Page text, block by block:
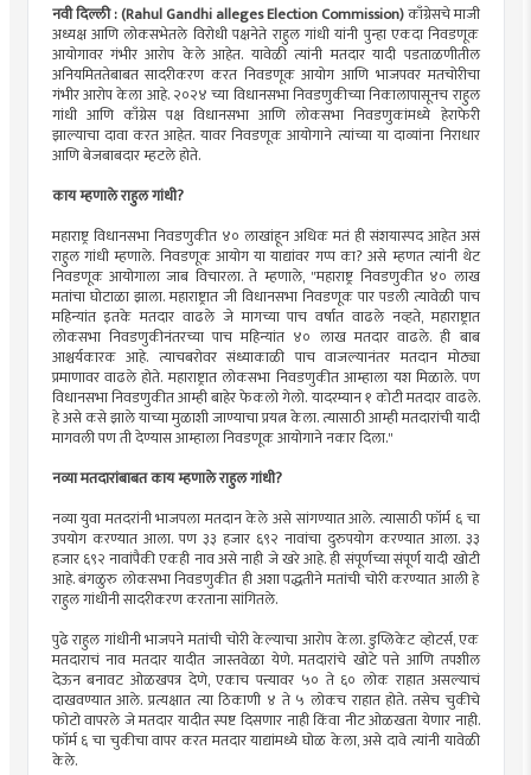
नवी दिल्ली : (Rahul Gandhi alleges Election Commission)काँग्रेसचे माजी
अध्यक्ष आणि लोकसभेतले विरोधी पक्षनेते राहुल गांधी यांनी पुन्हा एकदा निवडणूक
आयोगावर गंभीर आरोप केले आहेत. यावेळी त्यांनी मतदार यादी पडताळणीतील
अनियमिततेबाबत सादरीकरण करत निवडणूक आयोग आणि भाजपवर मतचोरीचा
गंभीर आरोप केला आहे. २०२४ च्या विधानसभा निवडणुकीच्या निकालापासूनच राहुल
गांधी आणि काँग्रेस पक्ष विधानसभा आणि लोकसभा निवडणुकांमध्ये हेराफेरी
झाल्याचा दावा करत आहेत. यावर निवडणूक आयोगाने त्यांच्या या दाव्यांना निराधार
आणि बेजबाबदार म्हटले होते.
काय म्हणाले राहुल गांधी?
महाराष्ट्र विधानसभा निवडणुकीत ४० लाखांहून अधिक मतं ही संशयास्पद आहेत असं
राहुल गांधी म्हणाले. निवडणूक आयोग या याद्यांवर गप्प का? असे म्हणत त्यांनी थेट
निवडणूक आयोगाला जाब विचारला. ते म्हणाले, "महाराष्ट्र निवडणुकीत ४० लाख
मतांचा घोटाळा झाला. महाराष्ट्रात जी विधानसभा निवडणूक पार पडली त्यावेळी पाच
महिन्यांत इतके मतदार वाढले जे मागच्या पाच वर्षात वाढले नव्हते, महाराष्ट्रात
लोकसभा निवडणुकीनंतरच्या पाच महिन्यांत ४० लाख मतदार वाढले. ही बाब
आश्चर्यकारक आहे. त्याचबरोवर संध्याकाळी पाच वाजल्यानंतर मतदान मोठ्या
प्रमाणावर वाढले होते. महाराष्ट्रात लोकसभा निवडणुकीत आम्हाला यश मिळाले. पण
विधानसभा निवडणुकीत आम्ही बाहेर फेकलो गेलो. यादरम्यान १ कोटी मतदार वाढले.
हे असे कसे झाले याच्या मुळाशी जाण्याचा प्रयत्न केला. त्यासाठी आम्ही मतदारांची यादी
मागवली पण ती देण्यास आम्हाला निवडणूक आयोगाने नकार दिला."
नव्या मतदारांबाबत काय म्हणाले राहुल गांधी?
नव्या युवा मतदरांनी भाजपला मतदान केले असे सांगण्यात आले. त्यासाठी फॉर्म ६ चा
उपयोग करण्यात आला. पण ३३ हजार ६९२ नावांचा दुरुपयोग करण्यात आला. ३३
हजार ६९२ नावांपैकी एकही नाव असे नाही जे खरे आहे. ही संपूर्णच्या संपूर्ण यादी खोटी
आहे. बंगळुरु लोकसभा निवडणुकीत ही अशा पद्धतीने मतांची चोरी करण्यात आली हे
राहुल गांधीनी सादरीकरण करताना सांगितले.
पुढे राहुल गांधीनी भाजपने मतांची चोरी केल्याचा आरोप केला. डुप्लिकेट व्होटर्स, एक
मतदाराचं नाव मतदार यादीत जास्तवेळा येणे. मतदारांचे खोटे पत्ते आणि तपशील
देऊन बनावट ओळखपत्र देणे, एकाच पत्त्यावर ५० ते ६० लोक राहात असल्याचं
दाखवण्यात आले. प्रत्यक्षात त्या ठिकाणी ४ ते ५ लोकच राहात होते. तसेच चुकीचे
फोटो वापरले जे मतदार यादीत स्पष्ट दिसणार नाही किंवा नीट ओळखता येणार नाही.
फॉर्म ६ चा चुकीचा वापर करत मतदार याद्यांमध्ये घोळ केला, असे दावे त्यांनी यावेळी
केले.